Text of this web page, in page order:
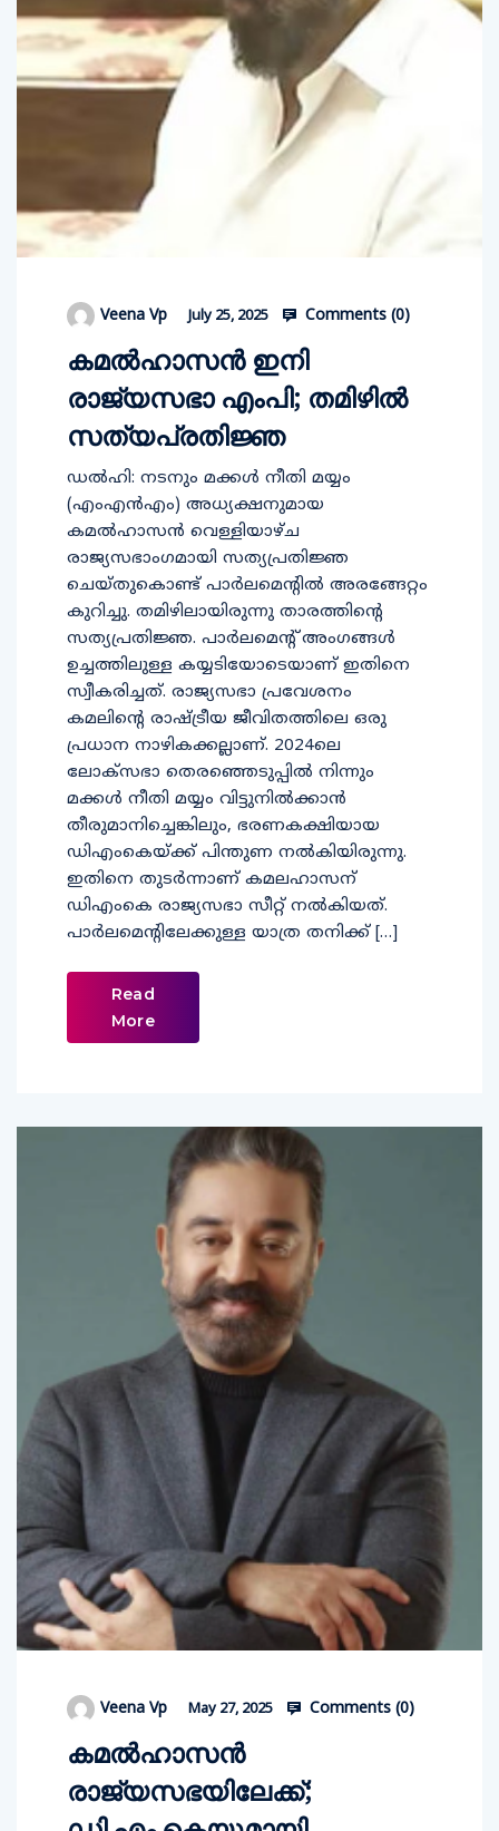
Veena Vp July 25, 2025 Comments (0)
കമല്‍ഹാസന്‍ ഇനി
രാജ്യസഭാ എംപി; തമിഴില്‍
സത്യപ്രതിജ്ഞ
ഡല്‍ഹി: നടനും മക്കള്‍ നീതി മയ്യം
(എംഎന്‍എം) അധ്യക്ഷനുമായ
കമല്‍ഹാസന്‍ വെള്ളിയാഴ്ച
രാജ്യസഭാംഗമായി സത്യപ്രതിജ്ഞ
ചെയ്തുകൊണ്ട് പാര്‍ലമെന്റില്‍ അരങ്ങേറ്റം
കുറിച്ചു. തമിഴിലായിരുന്നു താരത്തിന്റെ
സത്യപ്രതിജ്ഞ. പാര്‍ലമെന്റ് അംഗങ്ങള്‍
ഉച്ചത്തിലുള്ള കയ്യടിയോടെയാണ് ഇതിനെ
സ്വീകരിച്ചത്. രാജ്യസഭാ പ്രവേശനം
കമലിന്റെ രാഷ്ട്രീയ ജീവിതത്തിലെ ഒരു
പ്രധാന നാഴികക്കല്ലാണ്. 2024ലെ
ലോക്‌സഭാ തെരഞ്ഞെടുപ്പില്‍ നിന്നും
മക്കള്‍ നീതി മയ്യം വിട്ടുനില്‍ക്കാന്‍
തീരുമാനിച്ചെങ്കിലും, ഭരണകക്ഷിയായ
ഡിഎംകെയ്ക്ക് പിന്തുണ നല്‍കിയിരുന്നു.
ഇതിനെ തുടര്‍ന്നാണ് കമലഹാസന്
ഡിഎംകെ രാജ്യസഭാ സീറ്റ് നല്‍കിയത്.
പാര്‍ലമെന്റിലേക്കുള്ള യാത്ര തനിക്ക് […]
Read
More
Veena Vp May 27, 2025 Comments (0)
കമല്‍ഹാസന്‍
രാജ്യസഭയിലേക്ക്;